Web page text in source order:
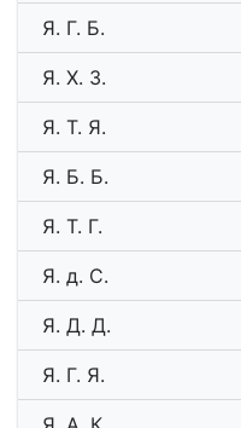
Я. Г. Б.
Я. Х. З.
Я. Т. Я.
Я. Б. Б.
Я. Т. Г.
Я. д. С.
Я. Д. Д.
Я. Г. Я.